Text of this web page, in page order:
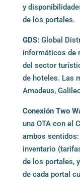
y
de los portales.
GDS: Global
informáticos de
del sector
de hoteles. Las
Amadeus,
Conexión Two
una OTA con el
ambos
inventario
de los portales,
de cada portal